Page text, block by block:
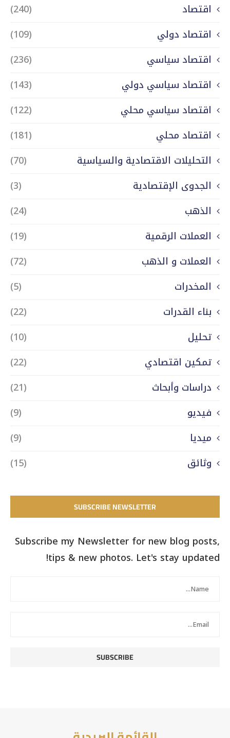
اقتصاد
(240)
اقتصاد دولي
(109)
اقتصاد سياسي
(236)
اقتصاد سياسي دولي
(143)
اقتصاد سياسي محلي
(122)
اقتصاد محلي
(181)
التحليلات الاقتصادية والسياسية
(70)
الجدوى الإقتصادية
(3)
الذهب
(24)
العملات الرقمية
(19)
العملات و الذهب
(72)
المخدرات
(5)
بناء القدرات
(22)
تحليل
(10)
تمكين اقتصادي
(22)
دراسات وأبحاث
(21)
فيديو
(9)
ميديا
(9)
وثائق
(15)
SUBSCRIBE NEWSLETTER
Subscribe my Newsletter for new blog posts,
tips & new photos. Let's stay updated!